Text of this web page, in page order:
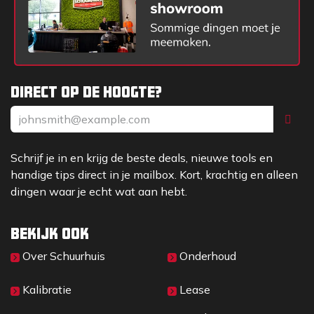
Generator – bij gebruik van de Kabeldetector in
combinatie met de SGA4 of SGV4
Signaalgenerator, waardoor nog meer kabels en
AllScan – voor het detecteren van alle aanwezige
signalen
Automatic Daily Self Test ; de resultaten van deze
zelftest worden opgeslagen, waarna eventueel een
AlarmZone-functie ; waarschuwing voor
uitzonderlijk ondiep liggende kabels en leidingen
PeakHold ; langere weergave van de maximale
Direct op de hoogte?
Schrijf je in en krijg de beste deals, nieuwe tools en
handige tips direct in je mailbox. Kort, krachtig en alleen
dingen waar je echt wat aan hebt.
Bekijk ook
Over Sc​huurhuis
Kalibratie
Onderhoud
Lease